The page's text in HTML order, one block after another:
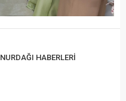
NURDAĞI HABERLERİ